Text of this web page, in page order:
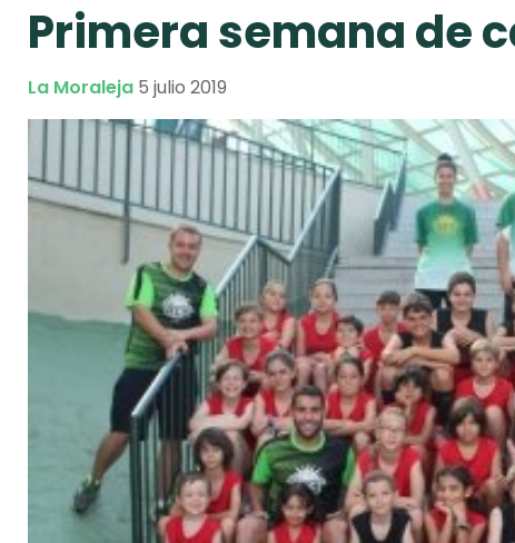
Primera semana de
La Moraleja 5 julio 2019